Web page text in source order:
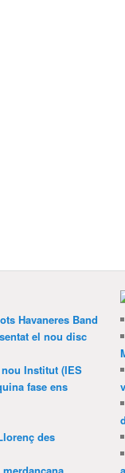
Havaneres Band
el nou disc
Institut (IES
fase ens
des